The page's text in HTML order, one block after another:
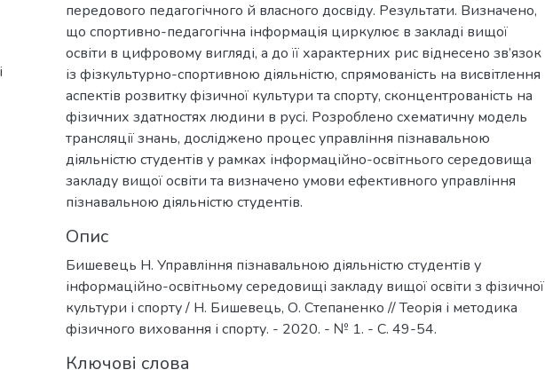
передового педагогічного й власного досвіду. Результати. Визначено,
що спортивно-педагогічна інформація циркулює в закладі вищої
освіти в цифровому вигляді, а до її характерних рис віднесено зв’язок
із фізкультурно-спортивною діяльністю, спрямованість на висвітлення
аспектів розвитку фізичної культури та спорту, сконцентрованість на
фізичних здатностях людини в русі. Розроблено схематичну модель
трансляції знань, досліджено процес управління пізнавальною
діяльністю студентів у рамках інформаційно-освітнього середовища
закладу вищої освіти та визначено умови ефективного управління
пізнавальною діяльністю студентів.
Опис
Бишевець Н. Управління пізнавальною діяльністю студентів у
інформаційно-освітньому середовищі закладу вищої освіти з фізичної
культури і спорту / Н. Бишевець, О. Степаненко // Теорія і методика
фізичного виховання і спорту. - 2020. - № 1. - С. 49-54.
Ключові слова